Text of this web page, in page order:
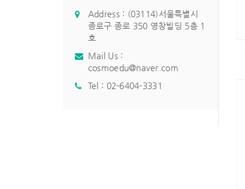
Address : (03114)서울특별시
종로구 종로 350 영창빌딩 5층 1
호
Mail Us :
cosmoedu@naver.com
Tel : 02-6404-3331